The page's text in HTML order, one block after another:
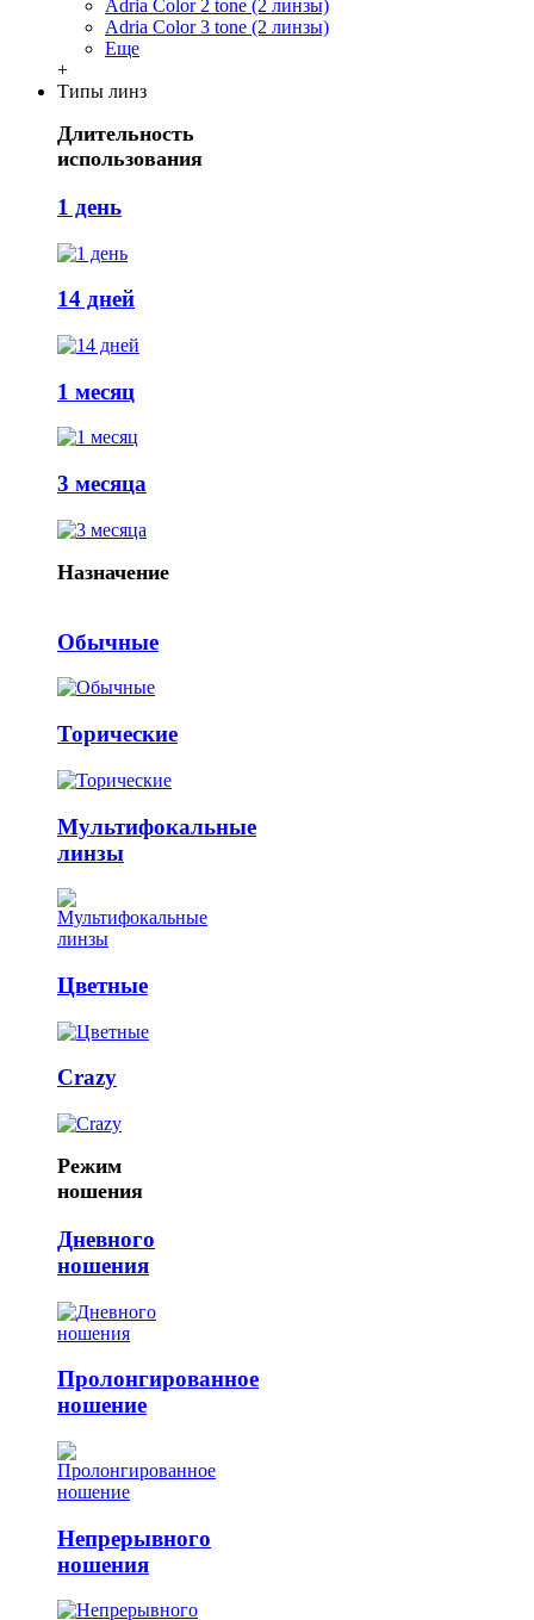
Adria Сolor 2 tone (2 линзы)
Adria Сolor 3 tone (2 линзы)
Еще
+
Типы линз
Длительность
использования
1 день
14 дней
1 месяц
3 месяца
Назначение
Обычные
Торические
Мультифокальные
линзы
Цветные
Crazy
Режим
ношения
Дневного
ношения
Пролонгированное
ношение
Непрерывного
ношения